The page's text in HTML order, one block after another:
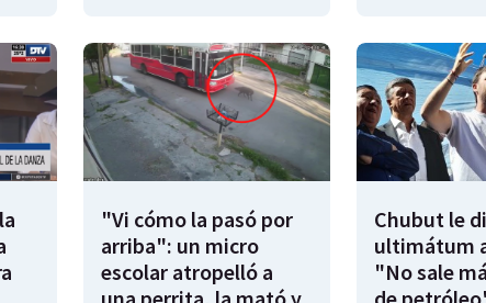
"Vi cómo la pasó por
arriba": un micro
escolar atropelló a
Chubut le
ultimátum
"No sale